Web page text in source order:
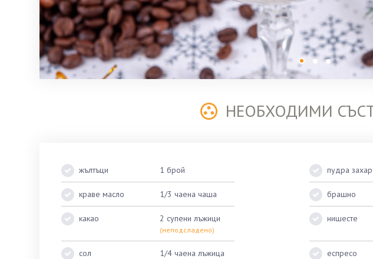
НЕОБХОДИМИ
жълтъци 1 брой пудра захар
краве масло 1/3 чаена чаша брашно
какао 2 супени лъжици
(неподсладено)
нишесте
сол 1/4 чаена лъжица еспресо